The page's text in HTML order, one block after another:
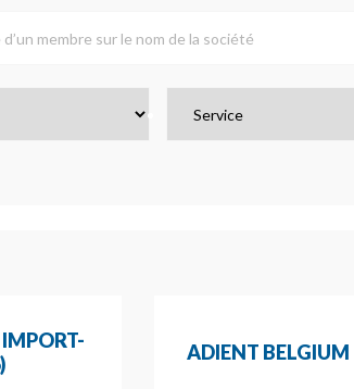
ADIENT BELGIUM